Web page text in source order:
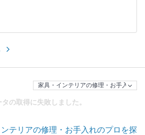
タの取得に失敗しました。
テリアの修理・お手入れのプロを探